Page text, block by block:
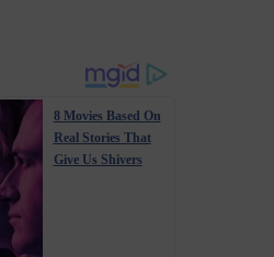
8 Movies Based On
Real Stories That
Give Us Shivers